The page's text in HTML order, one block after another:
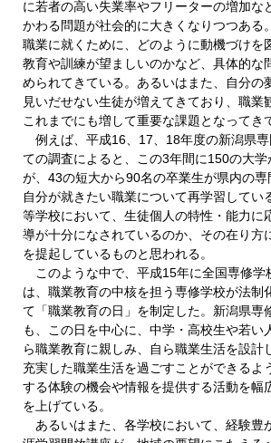
に若者の高い失業率やフリーターの増加な
かわる問題が社会的に大きくなりつつある
職業に就くために、どのように動機づけを
教育や訓練が望ましいのかなど、具体的な
められてきている。あるいはまた、自分の
見いだせない生徒が増えてきており、職業
これまでにも増して重要な課題となってき
例えば、平成16、17、18年度の新潟県
ての調査によると、この3年間に150の大
が、43の短大から90名の卒業生が県内の専
自分が就きたい職業について再学習してい
等学校において、生徒個人の特性・能力に
導が十分になされているのか、その在り方
を提起しているものと思われる。
このような中で、平成15年に全国専修学
は、職業教育の中核を担う専修学校が法制
て「職業教育の日」を制定した。新潟県専
も、この日を中心に、中学・高校生や若い
ら職業教育に親しみ、自ら職業生活を設計
充実した職業生活を過ごすことができるよ
する体験の機会や情報を提供する活動を幅
を上げている。
あるいはまた、各学校において、経験豊